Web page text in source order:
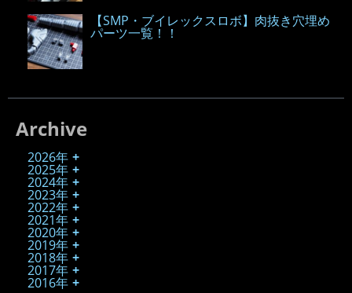
【SMP・ブイレックスロボ】肉抜き穴埋め
パーツ一覧！！
Archive
2026年
2025年
2024年
2023年
2022年
2021年
2020年
2019年
2018年
2017年
2016年